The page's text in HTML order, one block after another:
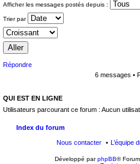
Afficher les messages postés depuis :
Trier par
Répondre
6 messages •
QUI EST EN LIGNE
Utilisateurs parcourant ce forum : Aucun
Index du forum
L’équipe
Nous contacter
Développé parphpBB®